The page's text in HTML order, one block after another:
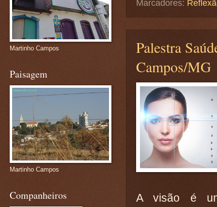
Marcadores:
Palestra
Campos/MG
A visão é
Martinho Campos
Paisagem
Martinho Campos
Companheiros